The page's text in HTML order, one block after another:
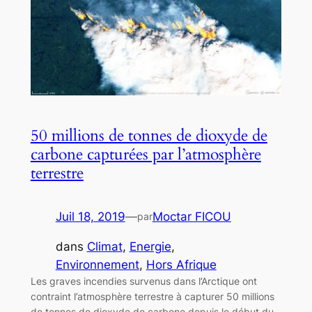
50 millions de tonnes de dioxyde de
carbone capturées par l’atmosphère
terrestre
Juil 18, 2019—parMoctar FICOU
dans Climat, Energie
Environnement, Hors Afrique
Les graves incendies survenus dans l’Arctique ont
contraint l’atmosphère terrestre à capturer 50 millions